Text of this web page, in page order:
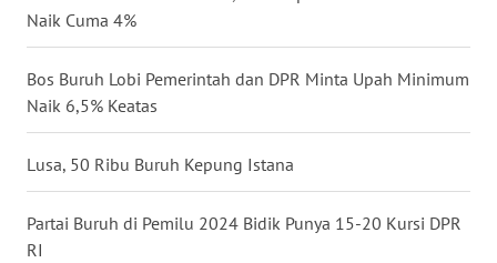
Naik Cuma 4%
Bos Buruh Lobi Pemerintah dan DPR Minta Upah Minimum
Naik 6,5% Keatas
Lusa, 50 Ribu Buruh Kepung Istana
Partai Buruh di Pemilu 2024 Bidik Punya 15-20 Kursi DPR
RI
WN
NUSANTARA
WN
JOGJA
WN
JATIM